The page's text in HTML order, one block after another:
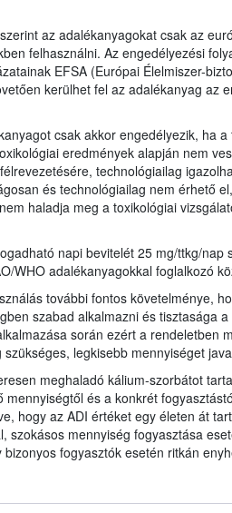
az adalékanyagokat csak az
felhasználni. Az engedélyezési
EFSA (Európai Élelmiszer-
kerülhet fel az adalékanyag az
csak akkor engedélyezik, ha
eredmények alapján nem
technológiailag
és technológiailag nem érhető
haladja meg a toxikológiai
napi bevitelét 25 mg/ttkg/
WHO adalékanyagokkal foglalkozó
további fontos követelménye,
szabad alkalmazni és tisztasága
során ezért a rendeletben
legkisebb mennyiséget
meghaladó kálium-szorbátot
mennyiségtől és a konkrét
hogy az ADI értéket egy életen át
szokásos mennyiség fogyasztása
bizonyos fogyasztók esetén ritkán